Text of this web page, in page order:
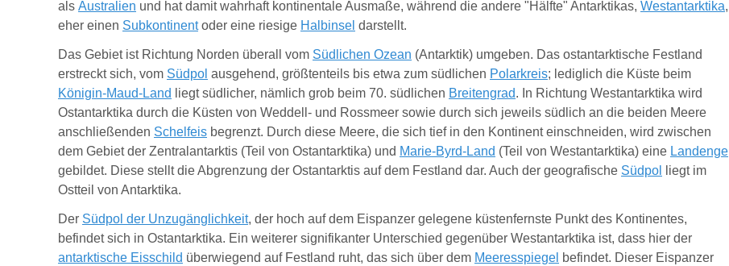
als Australien und hat damit wahrhaft kontinentale Ausmaße, während die andere "Hälfte" Antarktikas, Westantarktika,
eher einen Subkontinentoder eine riesige Halbinsel darstellt.
Das Gebiet ist Richtung Norden überall vom Südlichen Ozean (Antarktik) umgeben. Das ostantarktische Festland
erstreckt sich, vom Südpol ausgehend, größtenteils bis etwa zum südlichen Polarkreis; lediglich die Küste beim
Königin-Maud-Land
liegt südlicher, nämlich grob beim 70. südlichen Breitengrad. In Richtung Westantarktika wird
Ostantarktika durch die Küsten von Weddell- und Rossmeer sowie durch sich jeweils südlich an die beiden Meere
anschließenden Schelfeis begrenzt. Durch diese Meere, die sich tief in den Kontinent einschneiden, wird zwischen
dem Gebiet der Zentralantarktis (Teil von Ostantarktika) und Marie-Byrd-Land (Teil von Westantarktika) eine Landenge
gebildet. Diese stellt die Abgrenzung der Ostantarktis auf dem Festland dar. Auch der geografische Südpol
liegt im
Ostteil von Antarktika.
Der Südpol der Unzugänglichkeit, der hoch auf dem Eispanzer gelegene küstenfernste Punkt des Kontinentes,
befindet sich in Ostantarktika. Ein weiterer signifikanter Unterschied gegenüber Westantarktika ist, dass hier der
antarktische Eisschild überwiegend auf Festland ruht, das sich über dem Meeresspiegel befindet. Dieser Eispanzer